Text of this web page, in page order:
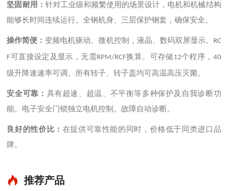
坚固耐用： 针对工业级和频繁使用的场景设计，电机和机械结构
能够长时间连续运行。全钢机身、三层保护钢套，确保安全。
操作简便：变频电机驱动、微机控制，液晶、数码双屏显示。 RC
F可直接设定及显示，无需RPM/RCF换算。可存储 12个程序， 40
级升降速速率可调。所有转子、转子盖均可高温高压灭菌。
安全可靠： 具有超速、超温、不平衡等多种保护及自我诊断功
能。电子安全门锁独立电机控制。故障自动诊断。
良好的性价比： 在提供可靠性能的同时，价格低于同类进口品
牌。
推荐产品